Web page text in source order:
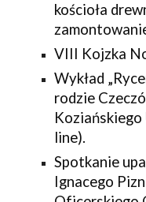
kościoła
VIII Kojzka
Wykład
rodzie
line).
Spotkanie
Ignacego